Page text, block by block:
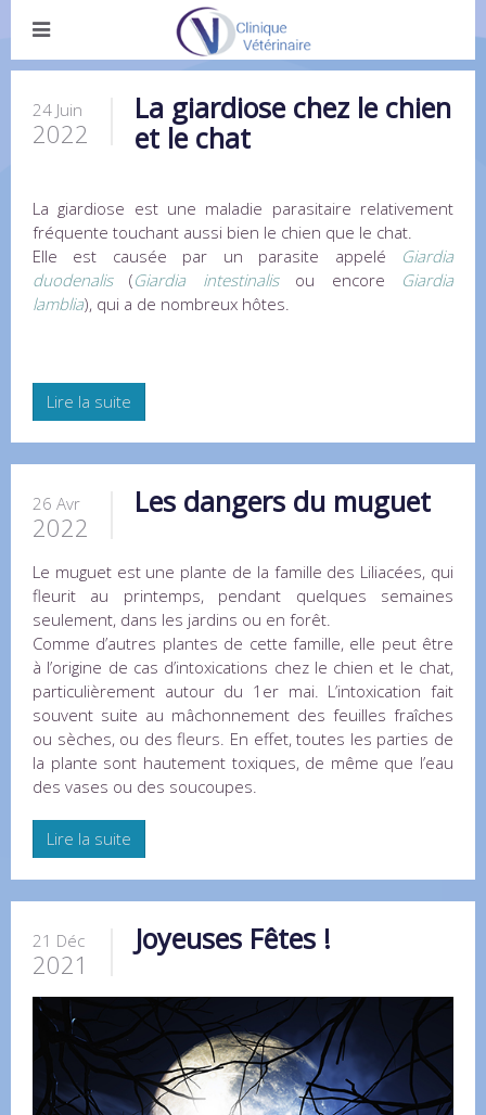
24 Juin
2022
La giardiose chez le chien
et le chat
La giardiose est une maladie parasitaire relativement
fréquente touchant aussi bien le chien que le chat.
Elle est causée par un parasite appelé Giardia
duodenalis(Giardia intestinalisou encore Giardia
lamblia), qui a de nombreux hôtes.
Lire la suite
26 Avr
2022
Les dangers du muguet
Le muguet est une plante de la famille des Liliacées, qui
fleurit au printemps, pendant quelques semaines
seulement, dans les jardins ou en forêt.
Comme d’autres plantes de cette famille, elle peut être
à l’origine de cas d’intoxications chez le chien et le chat,
particulièrement autour du 1er mai. L’intoxication fait
souvent suite au mâchonnement des feuilles fraîches
ou sèches, ou des fleurs. En effet, toutes les parties de
la plante sont hautement toxiques, de même que l’eau
des vases ou des soucoupes.
Lire la suite
21 Déc
2021
Joyeuses Fêtes !